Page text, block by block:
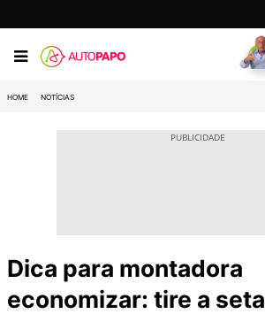
HOME NOTÍCIAS
Dica para montadora
economizar: tire a